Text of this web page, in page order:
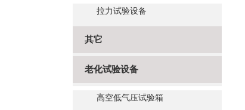
拉力试验设备
其它
老化试验设备
高空低气压试验箱